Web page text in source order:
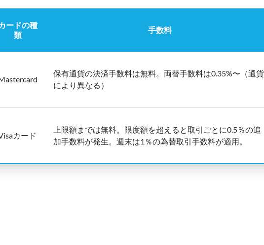
ードの種
類
手数料
保有通貨の決済手数料は無料。両替手数料は0.35%〜（通貨
により異なる）
カード
上限額までは無料。限度額を超えると取引ごとに0.5％の追
加手数料が発生。週末は1％の為替取引手数料が適用。